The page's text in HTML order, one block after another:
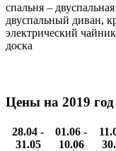
спальня –
двуспальный диван,
электрический
доска
Цены на 2019 год
28.04 -
31.05
01.06 -
10.06